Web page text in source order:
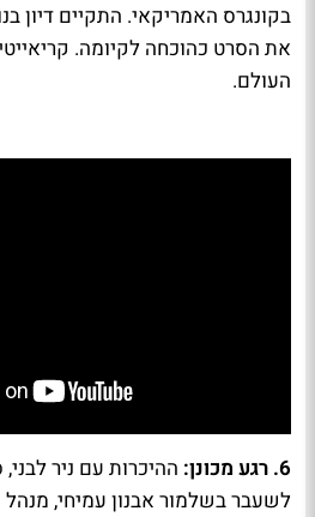
בקונגרס האמריקאי. התקיים דיון
את הסרט כהוכחה לקיומה.
העולם.
6. רגע מכונן:
ההיכרות עם ניר
לשעבר בשלמור אבנון עמיחי, מנהל